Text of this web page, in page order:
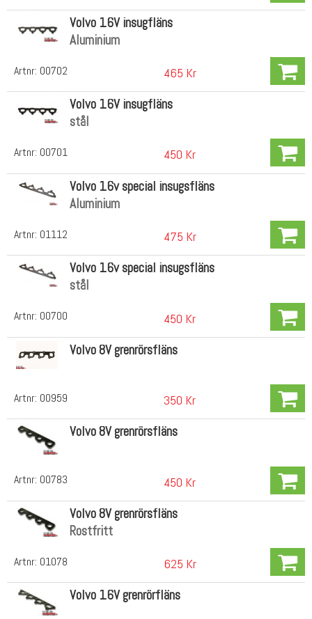
Artnr: 00702
Volvo 16V insugfläns
Aluminium
465 Kr
Artnr: 00701
Volvo 16V insugfläns
stål
450 Kr
Artnr: 01112
Volvo 16v special insugsfläns
Aluminium
475 Kr
Artnr: 00700
Volvo 16v special insugsfläns
stål
450 Kr
Artnr: 00959
Volvo 8V grenrörsfläns
350 Kr
Artnr: 00783
Volvo 8V grenrörsfläns
450 Kr
Artnr: 01078
Volvo 8V grenrörsfläns
Rostfritt
625 Kr
Volvo 16V grenrörfläns